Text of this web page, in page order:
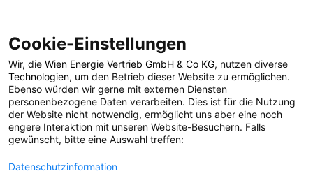
POSTS BY TAG
Agile
1 BEITRAG
Cookie-Einstellungen
Wir, die Wien Energie Vertrieb GmbH & Co KG, nutzen diverse
Technologien, um den Betrieb dieser Website zu ermöglichen.
Ebenso würden wir gerne mit externen Diensten
personenbezogene Daten verarbeiten. Dies ist für die Nutzung
der Website nicht notwendig, ermöglicht uns aber eine noch
engere Interaktion mit unseren Website-Besuchern. Falls
gewünscht, bitte eine Auswahl treffen:
Datenschutzinformation